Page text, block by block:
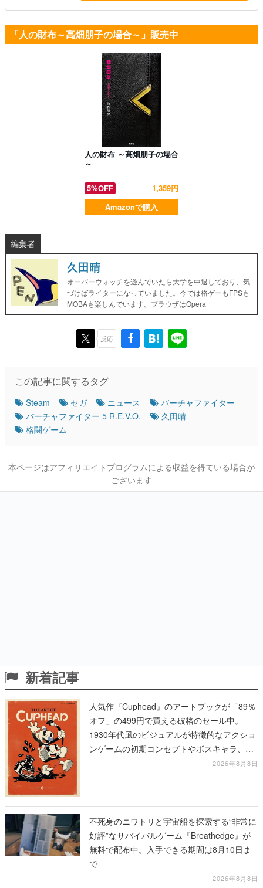
「人の財布～高畑朋子の場合～」販売中
人の財布 ～高畑朋子の場合
～
5%OFF
1,359円
Amazonで購入
編集者
久田晴
オーバーウォッチを遊んでいたら大学を中退しており、気
づけばライターになっていました。今では格ゲーもFPSも
MOBAも楽しんでいます。ブラウザはOpera
反応
この記事に関するタグ
Steam セガ ニュース
バーチャファイター
バーチャファイター 5 R.E.V.O.
久田晴
格闘ゲーム
本ページはアフィリエイトプログラムによる収益を得ている場合が
ございます
新着記事
人気作『Cuphead』のアートブックが「89％
オフ」の499円で買える破格のセール中。
1930年代風のビジュアルが特徴的なアクショ
ンゲームの初期コンセプトやボスキャラ、ス
2026年8月8日
不死身のニワトリと宇宙船を探索する“非常に
好評”なサバイバルゲーム『Breathedge』が
無料で配布中。入手できる期間は8月10日ま
で
2026年8月8日